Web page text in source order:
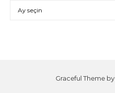
Graceful Theme by